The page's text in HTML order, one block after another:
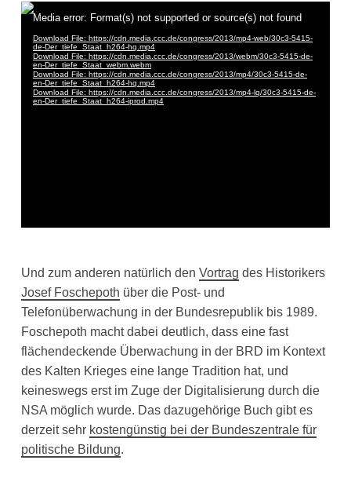
Und zum anderen natürlich den Vortrag des Historikers
Josef Foschepoth über die Post- und
Telefonüberwachung in der Bundesrepublik bis 1989.
Foschepoth macht dabei deutlich, dass eine fast
flächendeckende Überwachung in der BRD im Kontext
des Kalten Krieges eine lange Tradition hat, und
keineswegs erst im Zuge der Digitalisierung durch die
NSA möglich wurde. Das dazugehörige Buch gibt es
derzeit sehr kostengünstig bei der Bundeszentrale für
politische Bildung.